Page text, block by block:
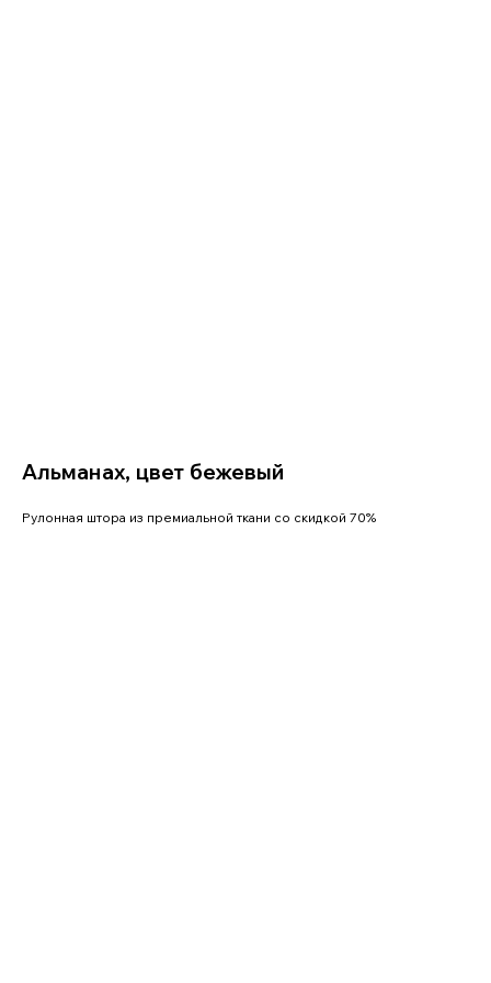
Альманах, цвет бежевый
Рулонная штора из премиальной ткани со скидкой 70%